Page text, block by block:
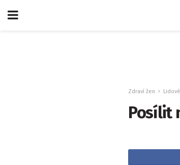
Zdraví žen
Posílit